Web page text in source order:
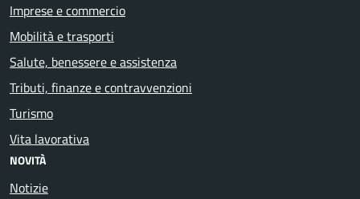
Imprese e commercio
Mobilità e trasporti
Salute, benessere e assistenza
Tributi, finanze e contravvenzioni
Turismo
Vita lavorativa
NOVITÀ
Notizie